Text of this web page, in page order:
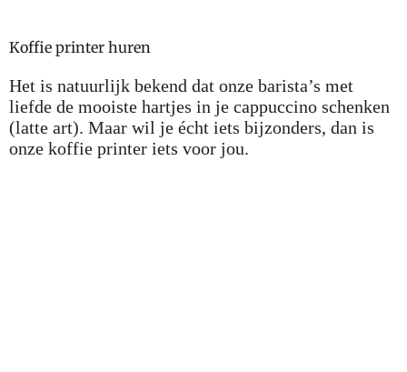
Koffie printer huren
Het is natuurlijk bekend dat onze barista’s met
liefde de mooiste hartjes in je cappuccino schenken
(latte art). Maar wil je écht iets bijzonders, dan is
onze koffie printer iets voor jou.